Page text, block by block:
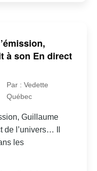
à son En direct
Par : Vedette
Québec
Guillaume
de l’univers… Il
les